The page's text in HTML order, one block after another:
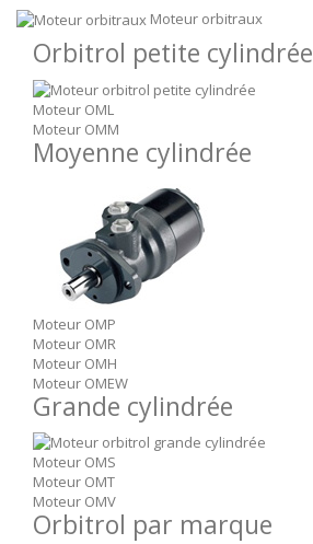
Moteur orbitraux
Orbitrol petite cylindrée
Moteur OML
Moteur OMM
Moyenne cylindrée
Moteur OMP
Moteur OMR
Moteur OMH
Moteur OMEW
Grande cylindrée
Moteur OMS
Moteur OMT
Moteur OMV
Orbitrol par marque